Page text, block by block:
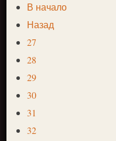
В начало
Назад
27
28
29
30
31
32